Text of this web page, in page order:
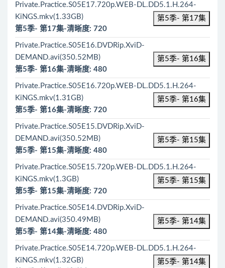
Private.Practice.S05E17.720p.WEB-DL.DD5.1.H.264-
KiNGS.mkv(1.33GB)
第5季- 第17集
第5季- 第17集-清晰度: 720
Private.Practice.S05E16.DVDRip.XviD-
DEMAND.avi(350.52MB)
第5季- 第16集
第5季- 第16集-清晰度: 480
Private.Practice.S05E16.720p.WEB-DL.DD5.1.H.264-
KiNGS.mkv(1.31GB)
第5季- 第16集
第5季- 第16集-清晰度: 720
Private.Practice.S05E15.DVDRip.XviD-
DEMAND.avi(350.52MB)
第5季- 第15集
第5季- 第15集-清晰度: 480
Private.Practice.S05E15.720p.WEB-DL.DD5.1.H.264-
KiNGS.mkv(1.3GB)
第5季- 第15集
第5季- 第15集-清晰度: 720
Private.Practice.S05E14.DVDRip.XviD-
DEMAND.avi(350.49MB)
第5季- 第14集
第5季- 第14集-清晰度: 480
Private.Practice.S05E14.720p.WEB-DL.DD5.1.H.264-
KiNGS.mkv(1.32GB)
第5季- 第14集